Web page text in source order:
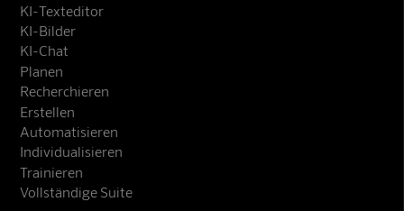
KI-Texteditor
KI-Bilder
KI-Chat
Planen
Recherchieren
Erstellen
Automatisieren
Individualisieren
Trainieren
Vollständige Suite